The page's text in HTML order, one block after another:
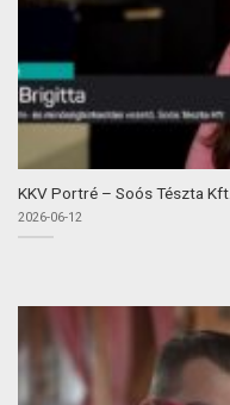
KKV Portré – Soós Tészta Kft.
2026-06-12